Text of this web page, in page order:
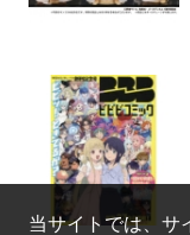
当サイトでは、サ